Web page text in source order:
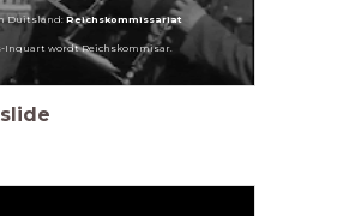
Duitsland: Reichskommissariat
Inquart wordt Reichskommisar.